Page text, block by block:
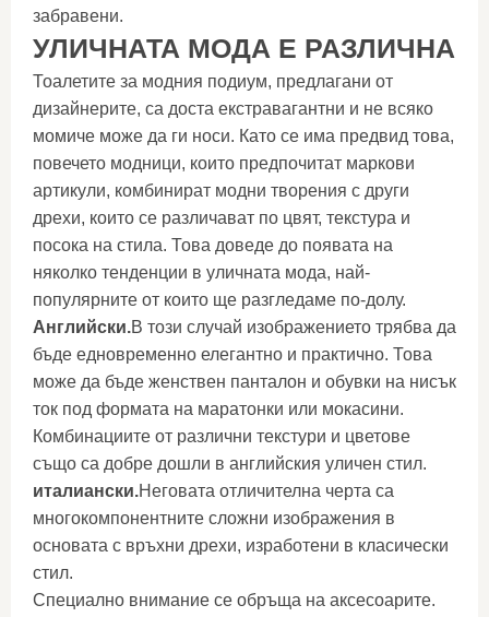
забравени.
УЛИЧНАТА МОДА Е РАЗЛИЧНА
Тоалетите за модния подиум, предлагани от
дизайнерите, са доста екстравагантни и не всяко
момиче може да ги носи. Като се има предвид това,
повечето модници, които предпочитат маркови
артикули, комбинират модни творения с други
дрехи, които се различават по цвят, текстура и
посока на стила. Това доведе до появата на
няколко тенденции в уличната мода, най-
популярните от които ще разгледаме по-долу.
Английски.В този случай изображението трябва да
бъде едновременно елегантно и практично. Това
може да бъде женствен панталон и обувки на нисък
ток под формата на маратонки или мокасини.
Комбинациите от различни текстури и цветове
също са добре дошли в английския уличен стил.
италиански.Неговата отличителна черта са
многокомпонентните сложни изображения в
основата с връхни дрехи, изработени в класически
стил.
Специално внимание се обръща на аксесоарите.